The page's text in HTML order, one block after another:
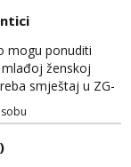
i noći su za
i koristiš
- frajeri i
mogu ponuditi
ženskoj
smještaj u ZG-
tako malo uštedjeti,